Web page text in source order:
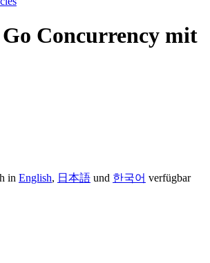
Concurrency mit
in English, 日本語 und 한국어 verfügbar